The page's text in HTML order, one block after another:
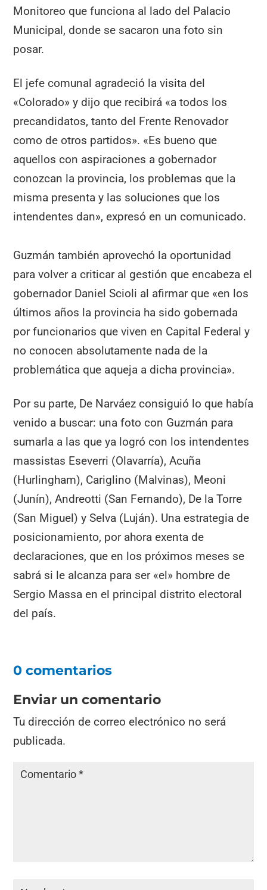
Monitoreo que funciona al lado del Palacio
Municipal, donde se sacaron una foto sin
posar.
El jefe comunal agradeció la visita del
«Colorado» y dijo que recibirá «a todos los
precandidatos, tanto del Frente Renovador
como de otros partidos». «Es bueno que
aquellos con aspiraciones a gobernador
conozcan la provincia, los problemas que la
misma presenta y las soluciones que los
intendentes dan», expresó en un comunicado.
Guzmán también aprovechó la oportunidad
para volver a criticar al gestión que encabeza el
gobernador Daniel Scioli al afirmar que «en los
últimos años la provincia ha sido gobernada
por funcionarios que viven en Capital Federal y
no conocen absolutamente nada de la
problemática que aqueja a dicha provincia».
Por su parte, De Narváez consiguió lo que había
venido a buscar: una foto con Guzmán para
sumarla a las que ya logró con los intendentes
massistas Eseverri (Olavarría), Acuña
(Hurlingham), Cariglino (Malvinas), Meoni
(Junín), Andreotti (San Fernando), De la Torre
(San Miguel) y Selva (Luján). Una estrategia de
posicionamiento, por ahora exenta de
declaraciones, que en los próximos meses se
sabrá si le alcanza para ser «el» hombre de
Sergio Massa en el principal distrito electoral
del país.
0 comentarios
Enviar un comentario
Tu dirección de correo electrónico no será
publicada.